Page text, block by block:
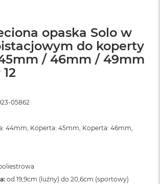
opaska Solo w
do koperty
/ 46mm / 49mm
05862
44mm, Koperta: 45mm, Koperta: 46mm,
od 19,9cm (luźny) do 20,6cm (sportowy)